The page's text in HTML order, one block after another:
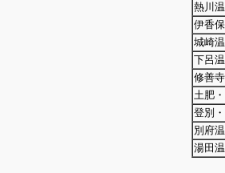
熱川
伊香
城崎
下呂
修善
土肥
登別
別府
湯田